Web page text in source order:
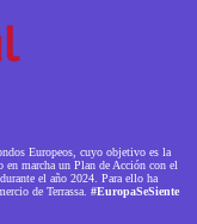
Europeos, cuyo objetivo es la
marcha un Plan de Acción con el
el año 2024. Para ello ha
de Terrassa. #EuropaSeSiente